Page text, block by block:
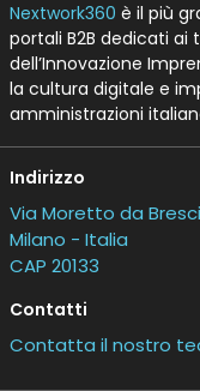
Nextwork360 è il più
portali B2B dedicati ai
dell’Innovazione
la cultura digitale e
amministrazioni
Indirizzo
Via Moretto da
Milano - Italia
CAP 20133
Contatti
Contatta il nostro